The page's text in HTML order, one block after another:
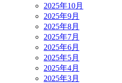
2025年10月
2025年9月
2025年8月
2025年7月
2025年6月
2025年5月
2025年4月
2025年3月